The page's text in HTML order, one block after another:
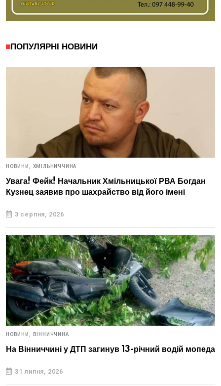
ПОПУЛЯРНІ НОВИНИ
НОВИНИ, ХМІЛЬНИЧЧИНА
Увага! Фейк! Начальник Хмільницької РВА Богдан
Кузнец заявив про шахрайство від його імені
3 серпня, 2026
НОВИНИ, ВІННИЧЧИНА
На Вінниччині у ДТП загинув 13-річний водій мопеда
31 липня, 2026